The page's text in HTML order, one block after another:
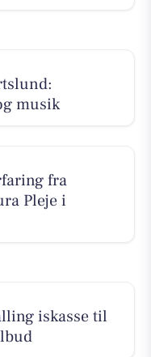
musik
fra
Pleje i
iskasse til